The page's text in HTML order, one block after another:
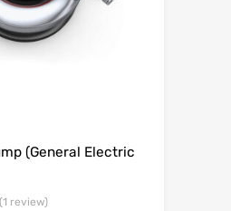
(General Electric
(1 review)